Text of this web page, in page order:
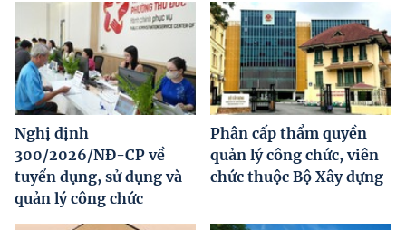
Nghị định
300/2026/NĐ-CP về
tuyển dụng, sử dụng và
quản lý công chức
Phân cấp thẩm quyền
quản lý công chức, viên
chức thuộc Bộ Xây dựng